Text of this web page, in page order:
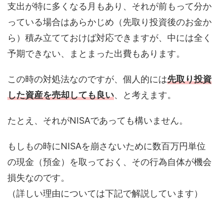
支出が特に多くなる月もあり、それが前もって分か
っている場合はあらかじめ（先取り投資後のお金か
ら）積み立てておけば対応できますが、中には全く
予期できない、まとまった出費もあります。
この時の対処法なのですが、個人的には先取り投資
した資産を売却しても良い、と考えます。
たとえ、それがNISAであっても構いません。
もしもの時にNISAを崩さないために数百万円単位
の現金（預金）を取っておく、その行為自体が機会
損失なのです。
（詳しい理由については下記で解説しています）